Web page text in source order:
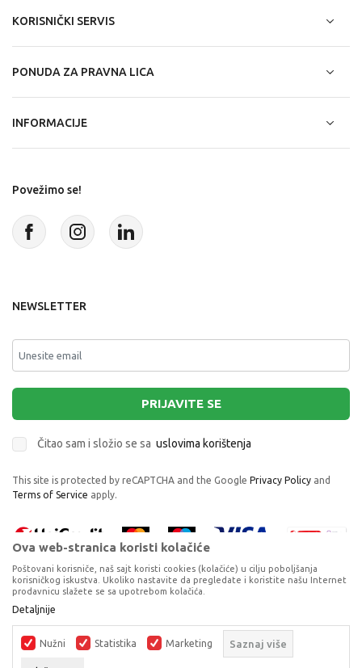
STOR BOCA ZA VODU 510 ML PAW PATROL
BOY
BOCE ZA VODU I KUTIJE ZA UŽINU
KORISNIČKI SERVIS
PONUDA ZA PRAVNA LICA
INFORMACIJE
Povežimo se!
NEWSLETTER
PRIJAVITE SE
Čitao sam i složio se sa uslovima korištenja
This site is protected by reCAPTCHA and the Google Privacy Policy and
Terms of Service apply.
Proizvode na sajtu nastojimo da opišemo što je preciznije moguće, ali ne
možemo garantovati da su svi podaci i fotografije, navedeni u okrviru
proizvoda, u potpunosti kompletni i bez grešaka. Svi artikli prikazani na
sajtu su dio naše ponude, ali ne podrazumijeva da su dostupni u svakom
Ova web-stranica koristi kolačiće
Poštovani korisniče, naš sajt koristi cookies (kolačiće) u cilju poboljšanja
korisničkog iskustva. Ukoliko nastavite da pregledate i koristite našu Internet
prodavnicu slažete se sa upotrebom kolačića.
Detaljnije
Nužni Statistika Marketing Saznaj više